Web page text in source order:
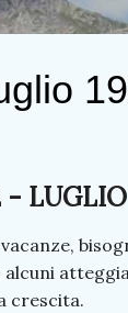
crescita.